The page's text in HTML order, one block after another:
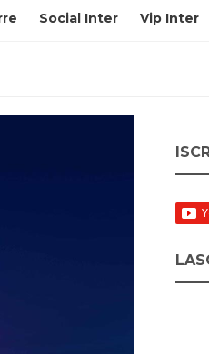
Social Inter Vip Inter